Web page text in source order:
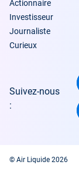
Actionnaire
Investisseur
Journaliste
Curieux
Suivez-nous
:
© Air Liquide 2026